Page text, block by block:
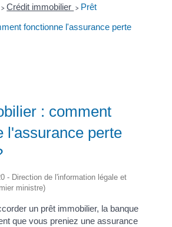
> Crédit immobilier > Prêt
fonctionne l'assurance perte
: comment
l'assurance perte
- Direction de l'information légale et
ministre)
un prêt immobilier, la banque
que vous preniez une assurance